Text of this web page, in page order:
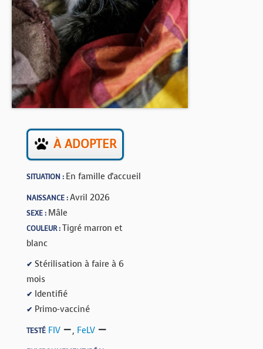
BOUTIQUE
FORUM
À ADOPTER
SITUATION : En famille d'accueil
NAISSANCE :Avril 2026
SEXE : Mâle
COULEUR :Tigré marron et
blanc
✔ Stérilisation à faire à 6
mois
✔ Identifié
✔ Primo-vacciné
TESTÉ FIV , FeLV